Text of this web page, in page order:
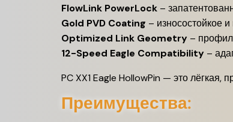
FlowLink PowerLock –
Gold PVD Coating – износостойкое
Optimized Link Geometry –
12-Speed Eagle Compatibility –
PC XX1 Eagle HollowPin — это лёгкая,
Преимущества: